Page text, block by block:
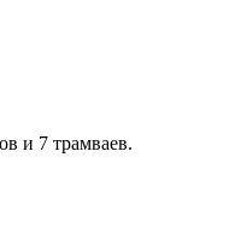
и 7 трамваев.